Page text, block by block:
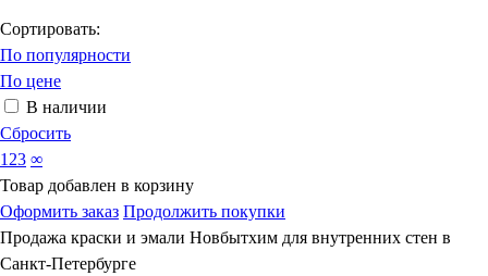
Сортировать:
По популярности
По цене
В наличии
Сбросить
123 ∞
Товар добавлен в корзину
Оформить заказ Продолжить покупки
Продажа краски и эмали Новбытхим для внутренних стен в
Санкт-Петербурге